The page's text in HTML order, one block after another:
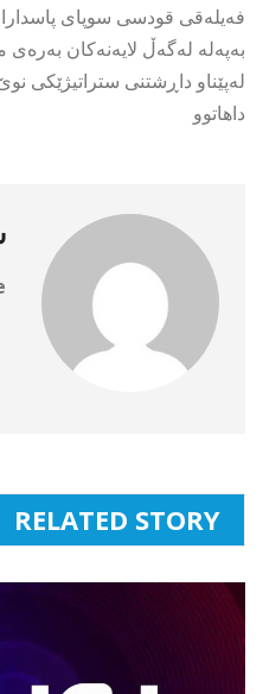
فەیلەقی قودسی سوپاى
بەپەلە لەگەڵ لایەنەکان
لەپێناو داڕشتنی ستراتیژێکی
داهاتوو
RELATED STORY